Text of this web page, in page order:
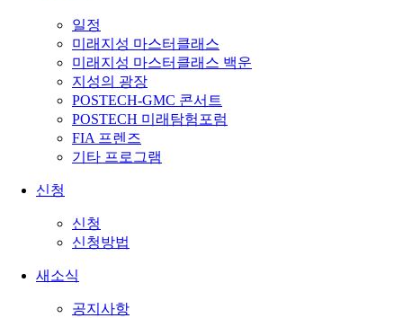
일정
미래지성 마스터클래스
미래지성 마스터클래스 백운
지성의 광장
POSTECH-GMC 콘서트
POSTECH 미래탐험포럼
FIA 프렌즈
기타 프로그램
신청
신청
신청방법
새소식
공지사항